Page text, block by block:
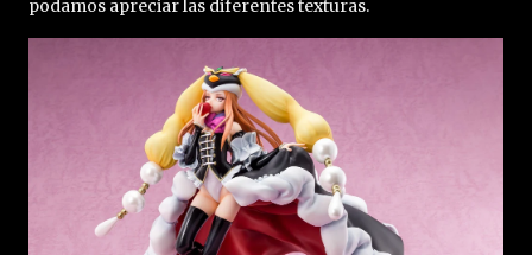
podamos apreciar las diferentes texturas.